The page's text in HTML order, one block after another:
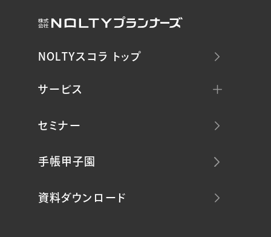
NOLTYスコラ トップ
サービス
セミナー
手帳甲子園
資料ダウンロード